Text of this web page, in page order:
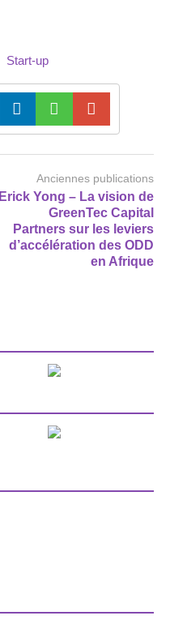
Start-up
Anciennes publications
Erick Yong – La vision de
GreenTec Capital
Partners sur les leviers
d’accélération des ODD
en Afrique